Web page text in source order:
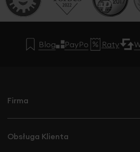
Blog PayPo Raty
Firma
Obsługa Klienta